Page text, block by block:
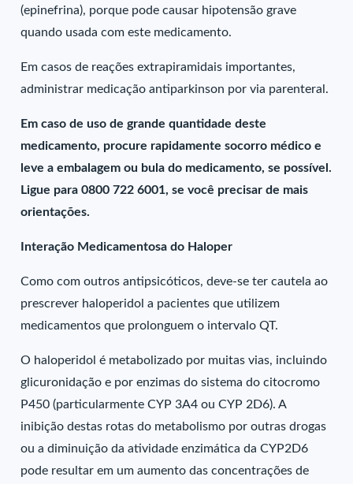
(epinefrina), porque pode causar hipotensão grave
quando usada com este medicamento.
Em casos de reações extrapiramidais importantes,
administrar medicação antiparkinson por via parenteral.
Em caso de uso de grande quantidade deste
medicamento, procure rapidamente socorro médico e
leve a embalagem ou bula do medicamento, se possível.
Ligue para 0800 722 6001, se você precisar de mais
orientações.
Interação Medicamentosa do Haloper
Como com outros antipsicóticos, deve-se ter cautela ao
prescrever haloperidol a pacientes que utilizem
medicamentos que prolonguem o intervalo QT.
O haloperidol é metabolizado por muitas vias, incluindo
glicuronidação e por enzimas do sistema do citocromo
P450 (particularmente CYP 3A4 ou CYP 2D6). A
inibição destas rotas do metabolismo por outras drogas
ou a diminuição da atividade enzimática da CYP2D6
pode resultar em um aumento das concentrações de